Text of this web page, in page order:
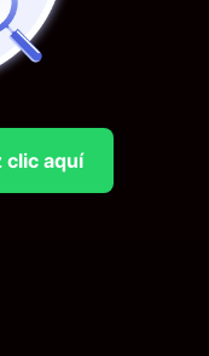
clic aquí